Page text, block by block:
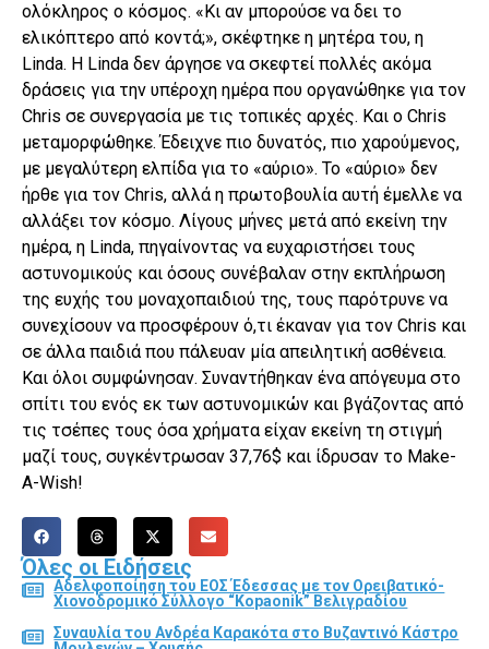
ολόκληρος ο κόσμος. «Κι αν μπορούσε να δει το
ελικόπτερο από κοντά;», σκέφτηκε η μητέρα του, η
Linda. Η Linda δεν άργησε να σκεφτεί πολλές ακόμα
δράσεις για την υπέροχη ημέρα που οργανώθηκε για τον
Chris σε συνεργασία με τις τοπικές αρχές. Και ο Chris
μεταμορφώθηκε. Έδειχνε πιο δυνατός, πιο χαρούμενος,
με μεγαλύτερη ελπίδα για το «αύριο». Το «αύριο» δεν
ήρθε για τον Chris, αλλά η πρωτοβουλία αυτή έμελλε να
αλλάξει τον κόσμο. Λίγους μήνες μετά από εκείνη την
ημέρα, η Linda, πηγαίνοντας να ευχαριστήσει τους
αστυνομικούς και όσους συνέβαλαν στην εκπλήρωση
της ευχής του μοναχοπαιδιού της, τους παρότρυνε να
συνεχίσουν να προσφέρουν ό,τι έκαναν για τον Chris και
σε άλλα παιδιά που πάλευαν μία απειλητική ασθένεια.
Και όλοι συμφώνησαν. Συναντήθηκαν ένα απόγευμα στο
σπίτι του ενός εκ των αστυνομικών και βγάζοντας από
τις τσέπες τους όσα χρήματα είχαν εκείνη τη στιγμή
μαζί τους, συγκέντρωσαν 37,76$ και ίδρυσαν το Make-
A-Wish!
Όλες οι Ειδήσεις
Αδελφοποίηση του ΕΟΣ Έδεσσας με τον Ορειβατικό-
Χιονοδρομικό Σύλλογο “Kopaonik” Βελιγραδίου
Συναυλία του Ανδρέα Καρακότα στο Βυζαντινό Κάστρο